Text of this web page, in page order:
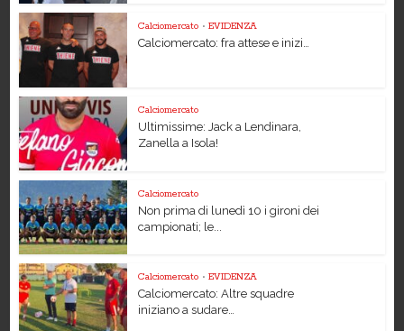
Calciomercato • EVIDENZA
Calciomercato: fra attese e inizi…
Calciomercato
Ultimissime: Jack a Lendinara,
Zanella a Isola!
Calciomercato
Non prima di lunedì 10 i gironi dei
campionati; le...
Calciomercato • EVIDENZA
Calciomercato: Altre squadre
iniziano a sudare…